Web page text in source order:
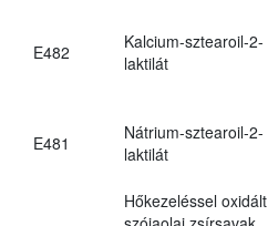
E482
Kalcium-sztearoil-2-
laktilát
E481
Nátrium-sztearoil-2-
laktilát
Hőkezeléssel oxidált